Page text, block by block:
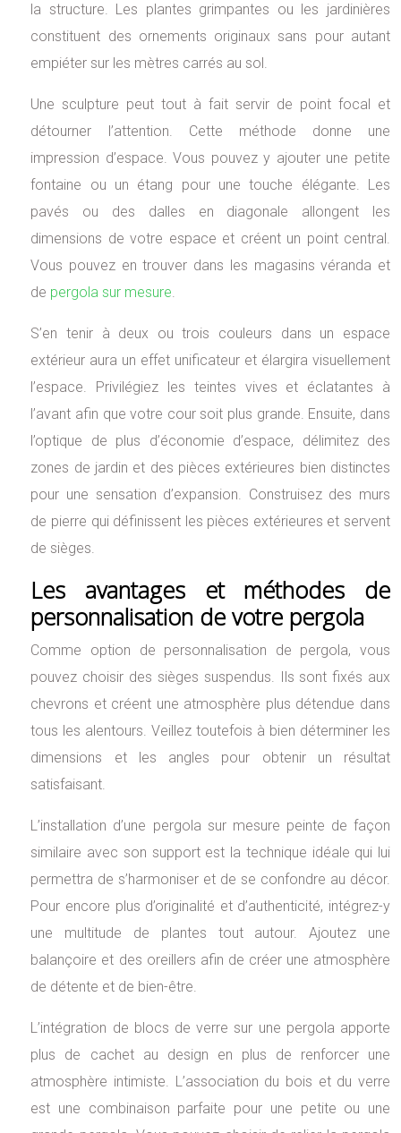
la structure. Les plantes grimpantes ou les jardinières
constituent des ornements originaux sans pour autant
empiéter sur les mètres carrés au sol.
Une sculpture peut tout à fait servir de point focal et
détourner l’attention. Cette méthode donne une
impression d’espace. Vous pouvez y ajouter une petite
fontaine ou un étang pour une touche élégante. Les
pavés ou des dalles en diagonale allongent les
dimensions de votre espace et créent un point central.
Vous pouvez en trouver dans les magasins véranda et
de pergola sur mesure.
S’en tenir à deux ou trois couleurs dans un espace
extérieur aura un effet unificateur et élargira visuellement
l’espace. Privilégiez les teintes vives et éclatantes à
l’avant afin que votre cour soit plus grande. Ensuite, dans
l’optique de plus d’économie d’espace, délimitez des
zones de jardin et des pièces extérieures bien distinctes
pour une sensation d’expansion. Construisez des murs
de pierre qui définissent les pièces extérieures et servent
de sièges.
Les avantages et méthodes de
personnalisation de votre pergola
Comme option de personnalisation de pergola, vous
pouvez choisir des sièges suspendus. Ils sont fixés aux
chevrons et créent une atmosphère plus détendue dans
tous les alentours. Veillez toutefois à bien déterminer les
dimensions et les angles pour obtenir un résultat
satisfaisant.
L’installation d’une pergola sur mesure peinte de façon
similaire avec son support est la technique idéale qui lui
permettra de s’harmoniser et de se confondre au décor.
Pour encore plus d’originalité et d’authenticité, intégrez-y
une multitude de plantes tout autour. Ajoutez une
balançoire et des oreillers afin de créer une atmosphère
de détente et de bien-être.
L’intégration de blocs de verre sur une pergola apporte
plus de cachet au design en plus de renforcer une
atmosphère intimiste. L’association du bois et du verre
est une combinaison parfaite pour une petite ou une